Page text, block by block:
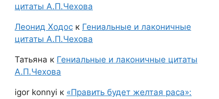
цитаты А.П.Чехова
Леонид Ходос к Гениальные и лаконичные
цитаты А.П.Чехова
Татьяна к Гениальные и лаконичные цитаты
А.П.Чехова
igor konnyi к «Править будет желтая раса»: